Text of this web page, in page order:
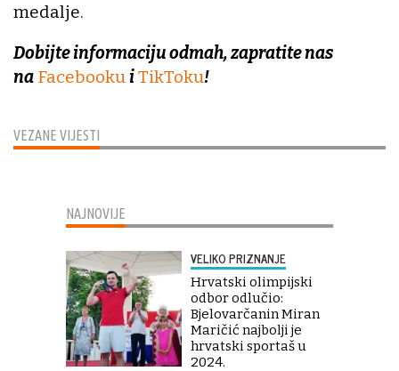
VEZANE VIJESTI
medalje.
Dobijte informaciju odmah, zapratite nas
na FacebookuiTikToku!
NAJNOVIJE
VELIKO PRIZNANJE
Hrvatski olimpijski
odbor odlučio:
Bjelovarčanin Miran
Maričić najbolji je
hrvatski sportaš u
2024.